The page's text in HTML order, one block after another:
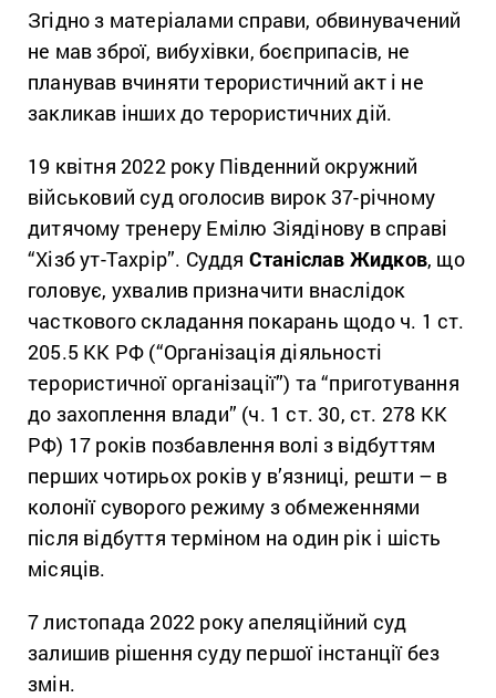
Згідно з матеріалами справи, обвинувачений
не мав зброї, вибухівки, боєприпасів, не
планував вчиняти терористичний акт і не
закликав інших до терористичних дій.
19 квітня 2022 року Південний окружний
військовий суд оголосив вирок 37-річному
дитячому тренеру Емілю Зіядінову в справі
“Хізб ут-Тахрір”. Суддя Станіслав Жидков, що
головує, ухвалив призначити внаслідок
часткового складання покарань щодо ч. 1 ст.
205.5 КК РФ (“Організація діяльності
терористичної організації”) та “приготування
до захоплення влади” (ч. 1 ст. 30, ст. 278 КК
РФ) 17 років позбавлення волі з відбуттям
перших чотирьох років у в’язниці, решти – в
колонії суворого режиму з обмеженнями
після відбуття терміном на один рік і шість
місяців.
7 листопада 2022 року апеляційний суд
залишив рішення суду першої інстанції без
змін.